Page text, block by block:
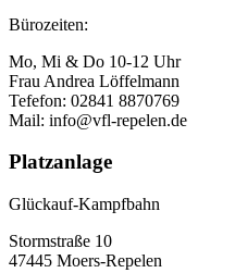
Bürozeiten:
Mo, Mi & Do 10-12 Uhr
Frau Andrea Löffelmann
Tefefon: 02841 8870769
Mail: info@vfl-repelen.de
Platzanlage
Glückauf-Kampfbahn
Stormstraße 10
47445 Moers-Repelen